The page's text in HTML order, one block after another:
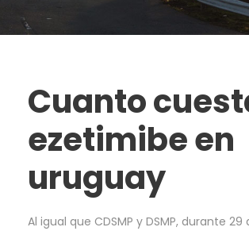
Cuanto
ezetimibe en
uruguay
Al igual que CDSMP y DSMP, durante 29